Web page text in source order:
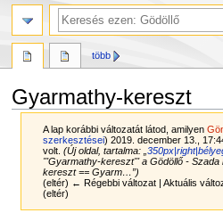
Gyarmathy-kereszt
A lap korábbi változatát látod, amilyen
szerkesztései) 2019. december 13.,
volt.(Új oldal, tartalma: „
'''Gyarmathy-kereszt''' a Gödöllő - Szada
kereszt == Gyarm…”)
(eltér) ← Régebbi változat | Aktuális
(eltér)
több